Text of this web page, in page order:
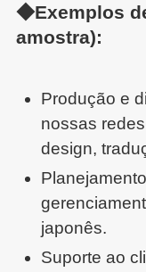
◆Exemplos
amostra):
Produção e
nossas
design,
japonês.
Suporte ao